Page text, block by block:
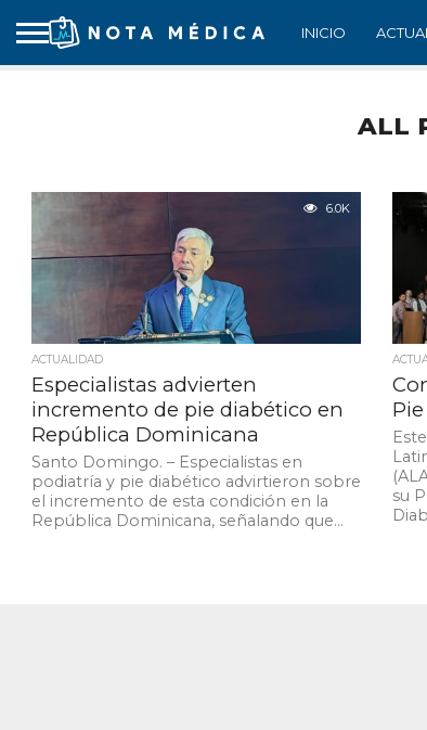
INICIO
ALL
6.0K
ACTUALIDAD
Especialistas advierten
incremento de pie diabético en
República Dominicana
Santo Domingo. – Especialistas en
podiatría y pie diabético advirtieron sobre
el incremento de esta condición en la
República Dominicana, señalando que...
su